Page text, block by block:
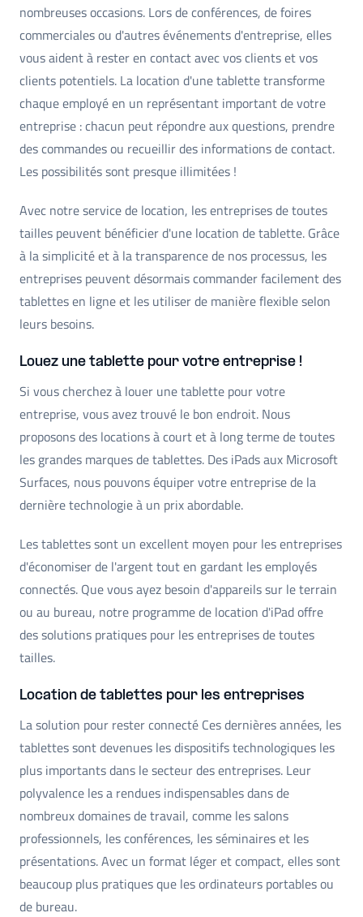
nombreuses occasions. Lors de conférences, de foires
commerciales ou d'autres événements d'entreprise, elles
vous aident à rester en contact avec vos clients et vos
clients potentiels. La location d'une tablette transforme
chaque employé en un représentant important de votre
entreprise : chacun peut répondre aux questions, prendre
des commandes ou recueillir des informations de contact.
Les possibilités sont presque illimitées !
Avec notre service de location, les entreprises de toutes
tailles peuvent bénéficier d'une location de tablette. Grâce
à la simplicité et à la transparence de nos processus, les
entreprises peuvent désormais commander facilement des
tablettes en ligne et les utiliser de manière flexible selon
leurs besoins.
Louez une tablette pour votre entreprise !
Si vous cherchez à louer une tablette pour votre
entreprise, vous avez trouvé le bon endroit. Nous
proposons des locations à court et à long terme de toutes
les grandes marques de tablettes. Des iPads aux Microsoft
Surfaces, nous pouvons équiper votre entreprise de la
dernière technologie à un prix abordable.
Les tablettes sont un excellent moyen pour les entreprises
d'économiser de l'argent tout en gardant les employés
connectés. Que vous ayez besoin d'appareils sur le terrain
ou au bureau, notre programme de location d'iPad offre
des solutions pratiques pour les entreprises de toutes
tailles.
Location de tablettes pour les entreprises
La solution pour rester connecté Ces dernières années, les
tablettes sont devenues les dispositifs technologiques les
plus importants dans le secteur des entreprises. Leur
polyvalence les a rendues indispensables dans de
nombreux domaines de travail, comme les salons
professionnels, les conférences, les séminaires et les
présentations. Avec un format léger et compact, elles sont
beaucoup plus pratiques que les ordinateurs portables ou
de bureau.